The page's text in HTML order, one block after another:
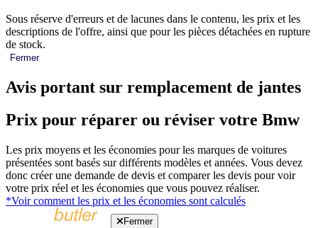
Sous réserve d'erreurs et de lacunes dans le contenu, les prix et les
descriptions de l'offre, ainsi que pour les pièces détachées en rupture
de stock.
Fermer
Avis portant sur remplacement de jantes
Prix pour réparer ou réviser votre Bmw
Les prix moyens et les économies pour les marques de voitures
présentées sont basés sur différents modèles et années. Vous devez
donc créer une demande de devis et comparer les devis pour voir
votre prix réel et les économies que vous pouvez réaliser.
*Voir comment les prix et les économies sont calculés
Fermer